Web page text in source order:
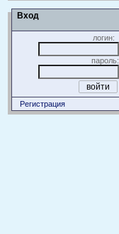
Вход
логин:
пароль:
Регистрация